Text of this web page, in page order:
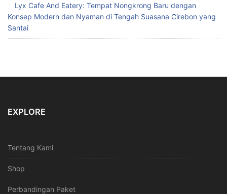
Lyx Cafe And Eatery: Tempat Nongkrong Baru dengan
Konsep Modern dan Nyaman di Tengah Suasana Cirebon yang
Santai
EXPLORE
Tentang Kami
Shop
Perbandingan Paket